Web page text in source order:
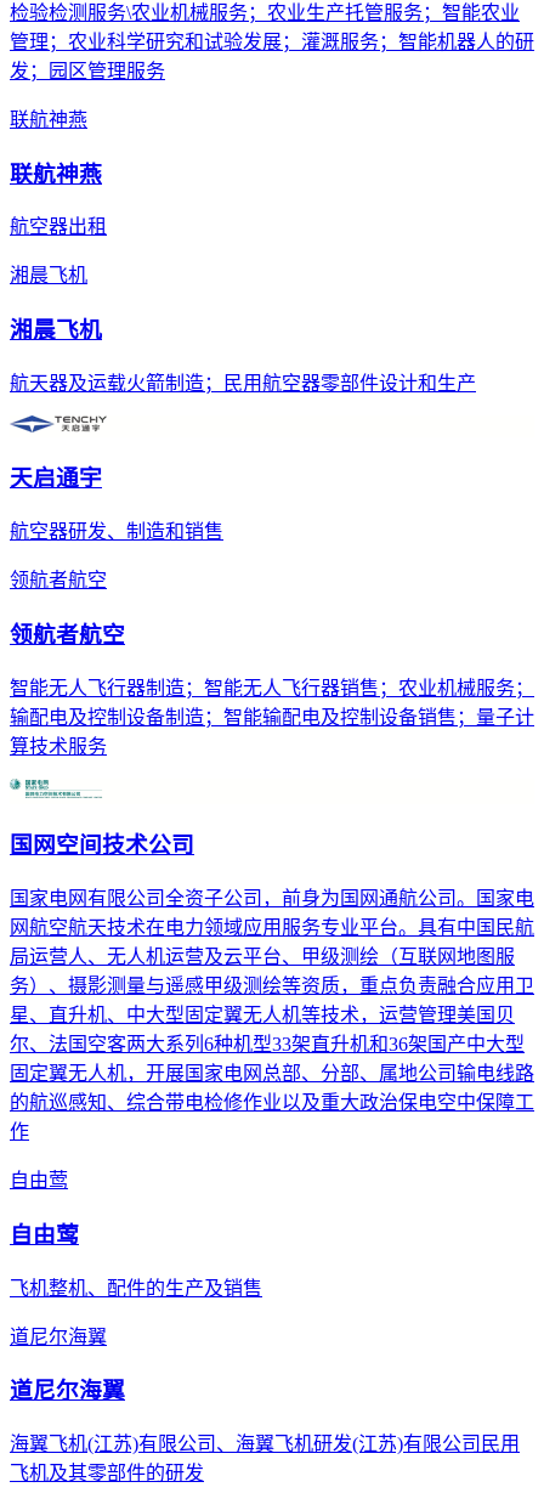
检验检测服务\农业机械服务；农业生产托管服务；智能农业
管理；农业科学研究和试验发展；灌溉服务；智能机器人的研
发；园区管理服务
联航神燕
联航神燕
航空器出租
湘晨飞机
湘晨飞机
航天器及运载火箭制造；民用航空器零部件设计和生产
天启通宇
航空器研发、制造和销售
领航者航空
领航者航空
智能无人飞行器制造；智能无人飞行器销售；农业机械服务；
输配电及控制设备制造；智能输配电及控制设备销售；量子计
算技术服务
国网空间技术公司
国家电网有限公司全资子公司，前身为国网通航公司。国家电
网航空航天技术在电力领域应用服务专业平台。具有中国民航
局运营人、无人机运营及云平台、甲级测绘（互联网地图服
务）、摄影测量与遥感甲级测绘等资质，重点负责融合应用卫
星、直升机、中大型固定翼无人机等技术，运营管理美国贝
尔、法国空客两大系列6种机型33架直升机和36架国产中大型
固定翼无人机，开展国家电网总部、分部、属地公司输电线路
的航巡感知、综合带电检修作业以及重大政治保电空中保障工
作
自由莺
自由莺
飞机整机、配件的生产及销售
道尼尔海翼
道尼尔海翼
海翼飞机(江苏)有限公司、海翼飞机研发(江苏)有限公司民用
飞机及其零部件的研发